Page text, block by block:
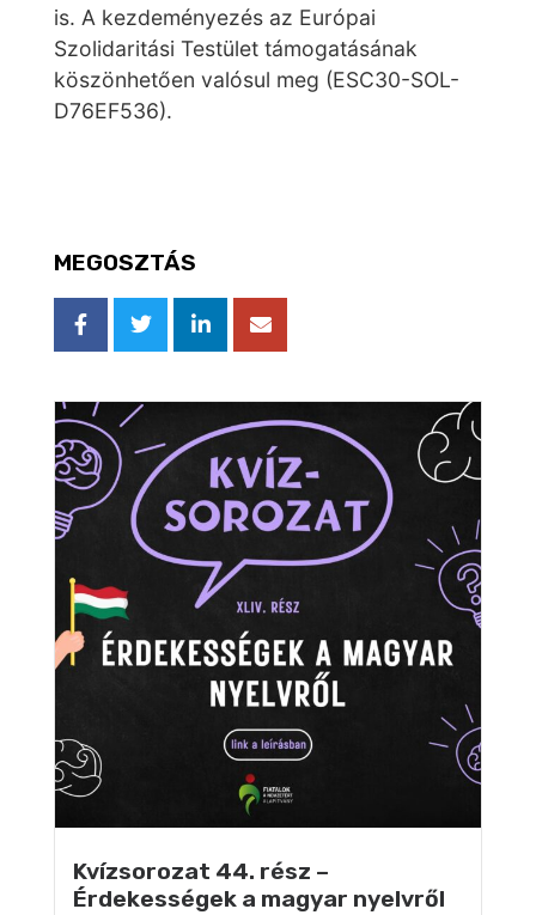
is. A kezdeményezés az Európai
Szolidaritási Testület támogatásának
köszönhetően valósul meg (ESC30-SOL-
D76EF536).
MEGOSZTÁS
Kvízsorozat 44. rész –
Érdekességek a magyar nyelvről